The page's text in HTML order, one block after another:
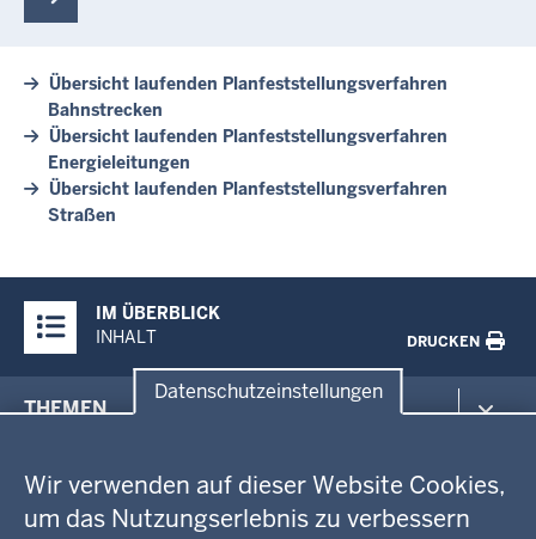
Datenschutzeinstellungen
Wir verwenden auf dieser Website Cookies,
um das Nutzungserlebnis zu verbessern
Übersicht laufenden Planfeststellungsverfahren
Bahnstrecken
Übersicht laufenden Planfeststellungsverfahren
Energieleitungen
Übersicht laufenden Planfeststellungsverfahren
Straßen
Inhalte
IM ÜBERBLICK
INHALT
DRUCKEN
in
Fußzeile
THEMEN
Gesundheit und Soziales
Kommunales, Planung, Bauen und Verkehr
GEOBASIS NRW
Ausbildung und Karriere